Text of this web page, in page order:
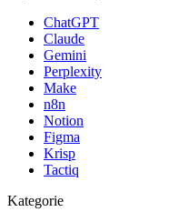
ChatGPT
Claude
Gemini
Perplexity
Make
n8n
Notion
Figma
Krisp
Tactiq
Kategorie